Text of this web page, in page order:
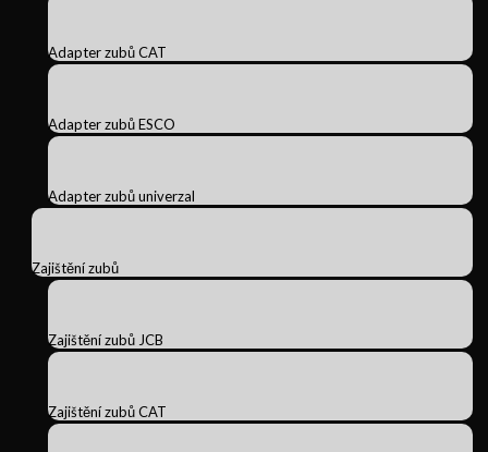
Adapter zubů CAT
Adapter zubů ESCO
Adapter zubů univerzal
Zajištění zubů
Zajištění zubů JCB
Zajištění zubů CAT